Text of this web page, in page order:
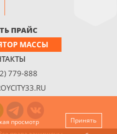
ПРАЙС
МАССЫ
779-888
просмотр
Принять